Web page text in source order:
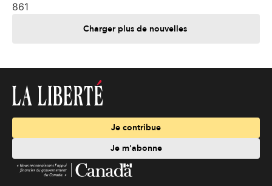
861
Charger plus de nouvelles
Je contribue
Je m'abonne